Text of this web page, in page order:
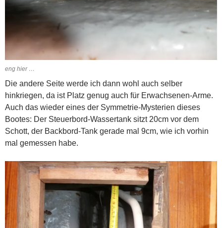
eng hier …
Die andere Seite werde ich dann wohl auch selber
hinkriegen, da ist Platz genug auch für Erwachsenen-Arme.
Auch das wieder eines der Symmetrie-Mysterien dieses
Bootes: Der Steuerbord-Wassertank sitzt 20cm vor dem
Schott, der Backbord-Tank gerade mal 9cm, wie ich vorhin
mal gemessen habe.